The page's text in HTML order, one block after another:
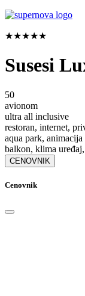
★★★★★
Susesi
50
avionom
ultra all inclusive
restoran, internet,
aqua park, animacija
balkon, klima
CENOVNIK
Cenovnik